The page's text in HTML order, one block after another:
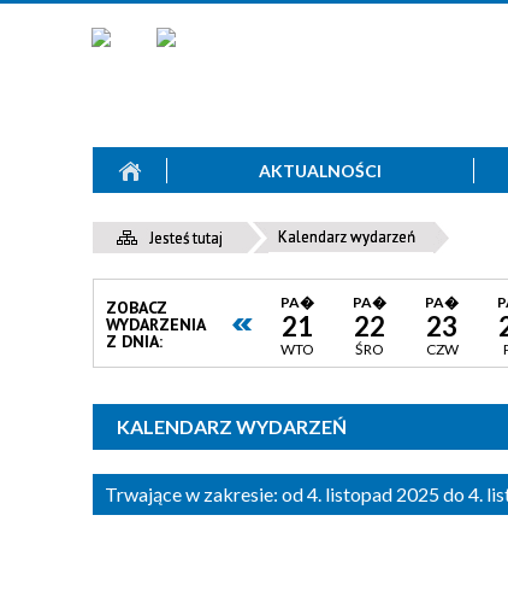
AKTUALNOŚCI
Jesteś tutaj Kalendarz wydarzeń
ZOBACZ
WYDARZENIA
Z DNIA:
PA�
21
WTO
PA�
22
ŚRO
PA�
23
CZW
KALENDARZ WYDARZEŃ
Trwające w zakresie: od 4. listopad 2025 do 4.